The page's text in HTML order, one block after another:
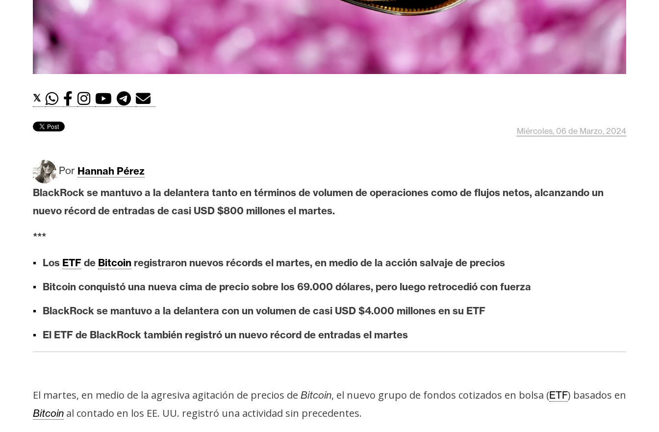
h
e
r
e
u
I
A
n
á
l
s
s
o
a
s
P
r
e
𝕏
Miércoles, 06 de Marzo, 2024
Por Hannah Pérez
BlackRock se mantuvo a la delantera tanto en términos de volumen de operaciones como de flujos netos, alcanzando un
nuevo récord de entradas de casi USD $800 millones el martes.
***
Los ETF de Bitcoin registraron nuevos récords el martes, en medio de la acción salvaje de precios
Bitcoin conquistó una nueva cima de precio sobre los 69.000 dólares, pero luego retrocedió con fuerza
BlackRock se mantuvo a la delantera con un volumen de casi USD $4.000 millones en su ETF
El ETF de BlackRock también registró un nuevo récord de entradas el martes
El martes, en medio de la agresiva agitación de precios de Bitcoin, el nuevo grupo de fondos cotizados en bolsa (ETF) basados en
Bitcoin al contado en los EE. UU. registró una actividad sin precedentes.